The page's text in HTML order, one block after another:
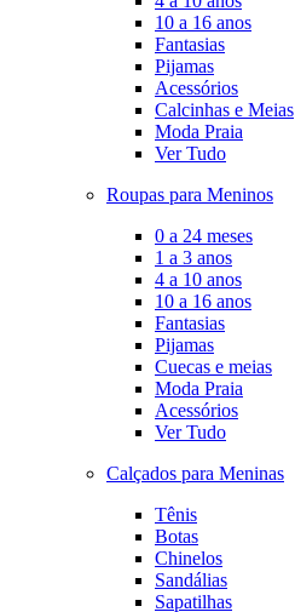
10 a 16 anos
Fantasias
Pijamas
Acessórios
Calcinhas e Meias
Moda Praia
Ver Tudo
Roupas para Meninos
0 a 24 meses
1 a 3 anos
4 a 10 anos
10 a 16 anos
Fantasias
Pijamas
Cuecas e meias
Moda Praia
Acessórios
Ver Tudo
Calçados para Meninas
Tênis
Botas
Chinelos
Sandálias
Sapatilhas